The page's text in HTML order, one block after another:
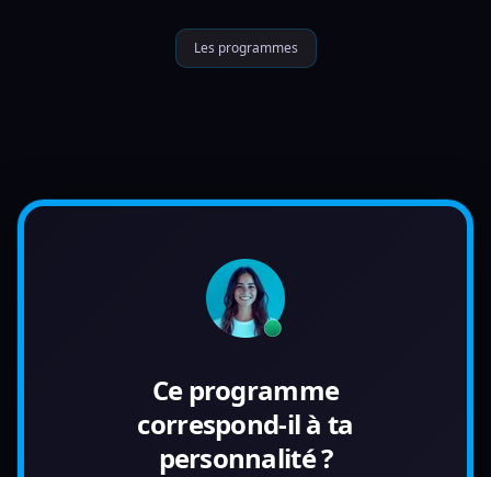
Les programmes
Ce programme
correspond-il à ta
personnalité ?